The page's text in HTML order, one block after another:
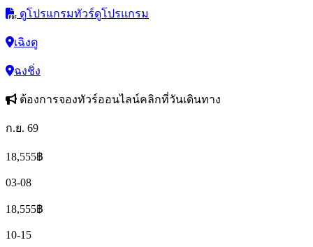
ดูโปรแกรมทัวร์ดูโปรแกรม
เฉิงตู
ฉงชิ่ง
ต้องการจองทัวร์ออนไลน์คลิกที่วันเดินทาง
ก.ย. 69
18,555฿
03-08
18,555฿
10-15